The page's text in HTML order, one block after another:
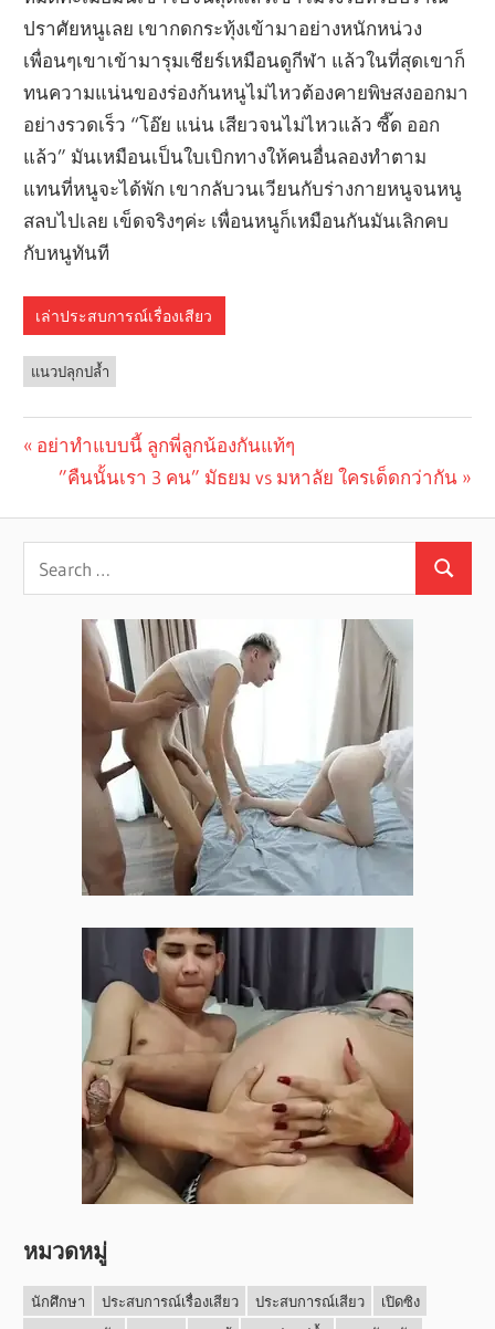
ปราศัยหนูเลย เขากดกระทุ้งเข้ามาอย่างหนักหน่วง
เพื่อนๆเขาเข้ามารุมเชียร์เหมือนดูกีฬา แล้วในที่สุดเขาก็
ทนความแน่นของร่องก้นหนูไม่ไหวต้องคายพิษสงออกมา
อย่างรวดเร็ว “โอ๊ย แน่น เสียวจนไม่ไหวแล้ว ซี๊ด ออก
แล้ว” มันเหมือนเป็นใบเบิกทางให้คนอื่นลองทำตาม
แทนที่หนูจะได้พัก เขากลับวนเวียนกับร่างกายหนูจนหนู
สลบไปเลย เข็ดจริงๆค่ะ เพื่อนหนูก็เหมือนกันมันเลิกคบ
กับหนูทันที
เล่าประสบการณ์เรื่องเสียว
แนวปลุกปล้ำ
Post
navigation
Previous
Post:
อย่าทำแบบนี้ ลูกพี่ลูกน้องกันแท้ๆ
Next
”คืนนั้นเรา 3 คน” มัธยม vs มหาลัย ใครเด็ดกว่ากัน
หมวดหมู่
นักศึกษา ประสบการณ์เรื่องเสียว ประสบการณ์เสียว
เปิดซิง